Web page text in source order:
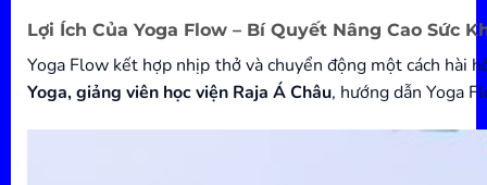
Lợi Ích Của Yoga Flow – Bí Quyết Nâng Cao Sức
Yoga Flow kết hợp nhịp thở và chuyển động một cách hài
Yoga, giảng viên học viện Raja Á Châu, hướng dẫn Yoga